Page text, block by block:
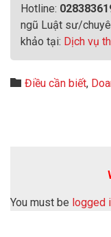
Hotline:
ngũ Luật sư/
khảo tại: Dịch vụ
 Category
Điều cần biết,
You must be logged